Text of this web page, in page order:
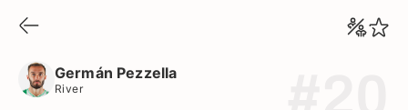
Germán Pezzella
River